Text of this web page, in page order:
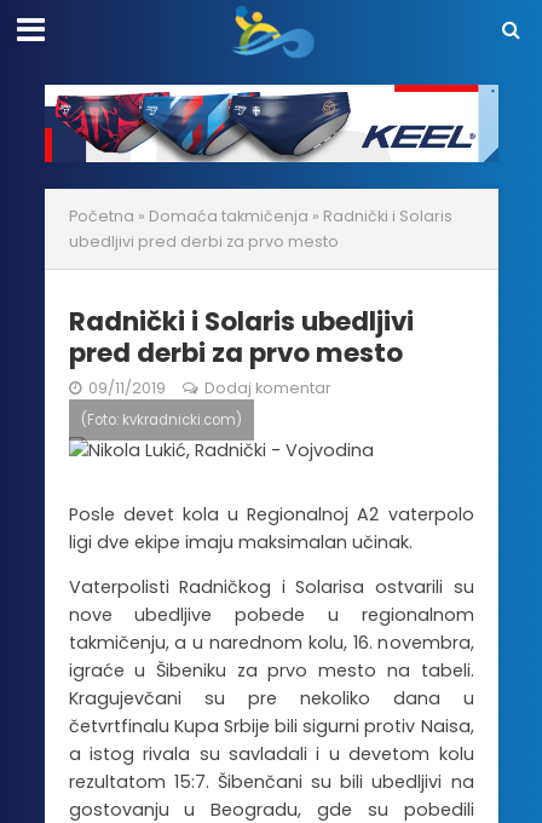
Početna » Domaća takmičenja » Radnički i Solaris
ubedljivi pred derbi za prvo mesto
Radnički i Solaris ubedljivi
pred derbi za prvo mesto
09/11/2019 Dodaj komentar
(Foto: kvkradnicki.com)
Posle devet kola u Regionalnoj A2 vaterpolo
ligi dve ekipe imaju maksimalan učinak.
Vaterpolisti Radničkog i Solarisa ostvarili su
nove ubedljive pobede u regionalnom
takmičenju, a u narednom kolu, 16. novembra,
igraće u Šibeniku za prvo mesto na tabeli.
Kragujevčani su pre nekoliko dana u
četvrtfinalu Kupa Srbije bili sigurni protiv Naisa,
a istog rivala su savladali i u devetom kolu
rezultatom 15:7. Šibenčani su bili ubedljivi na
gostovanju u Beogradu, gde su pobedili